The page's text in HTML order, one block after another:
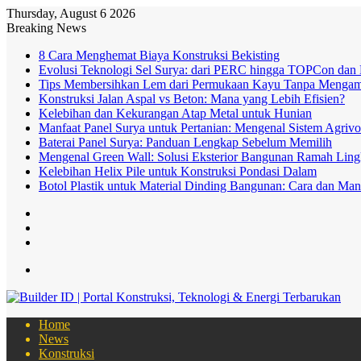
Thursday, August 6 2026
Breaking News
8 Cara Menghemat Biaya Konstruksi Bekisting
Evolusi Teknologi Sel Surya: dari PERC hingga TOPCon dan
Tips Membersihkan Lem dari Permukaan Kayu Tanpa
Konstruksi Jalan Aspal vs Beton: Mana yang Lebih Efisien?
Kelebihan dan Kekurangan Atap Metal untuk Hunian
Manfaat Panel Surya untuk Pertanian: Mengenal Sistem
Baterai Panel Surya: Panduan Lengkap Sebelum Memilih
Mengenal Green Wall: Solusi Eksterior Bangunan Ramah
Kelebihan Helix Pile untuk Konstruksi Pondasi Dalam
Botol Plastik untuk Material Dinding Bangunan: Cara dan
Home
News
Konstruksi